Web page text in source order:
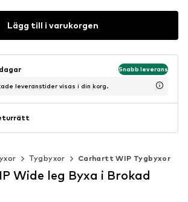
Lägg till i varukorgen
Snabb leverans
leveranstider visas i din korg.
Tygbyxor Carhartt WIP Tygbyxor
Wide leg Byxa i Brokad